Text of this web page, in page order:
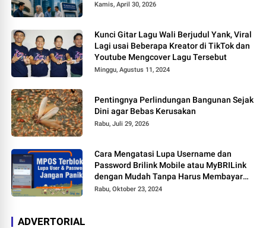
Kamis, April 30, 2026
Kunci Gitar Lagu Wali Berjudul Yank, Viral
Lagi usai Beberapa Kreator di TikTok dan
Youtube Mengcover Lagu Tersebut
Minggu, Agustus 11, 2024
Pentingnya Perlindungan Bangunan Sejak
Dini agar Bebas Kerusakan
Rabu, Juli 29, 2026
Cara Mengatasi Lupa Username dan
Password Brilink Mobile atau MyBRILink
dengan Mudah Tanpa Harus Membayar
Jasa
Rabu, Oktober 23, 2024
ADVERTORIAL